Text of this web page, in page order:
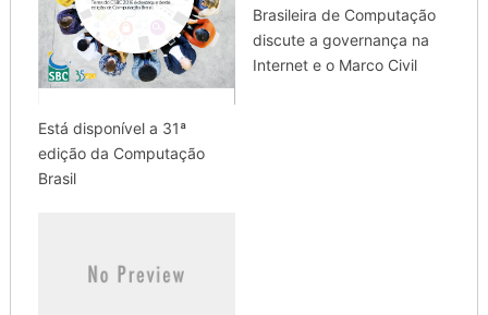
Está disponível a 31ª
edição da Computação
Brasil
Brasileira de Computação
discute a governança na
Internet e o Marco Civil